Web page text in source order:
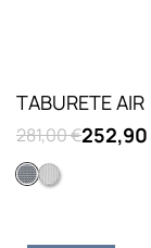
TABURETE AIR
281,00 €
SteelGris